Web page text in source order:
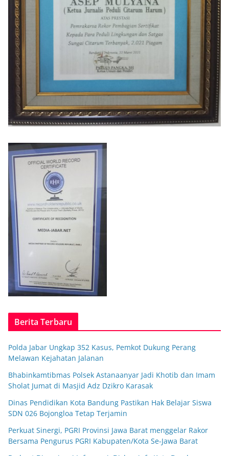
Berita Terbaru
Polda Jabar Ungkap 352 Kasus, Pemkot Dukung Perang
Melawan Kejahatan Jalanan
Bhabinkamtibmas Polsek Astanaanyar Jadi Khotib dan Imam
Sholat Jumat di Masjid Adz Dzikro Karasak
Dinas Pendidikan Kota Bandung Pastikan Hak Belajar Siswa
SDN 026 Bojongloa Tetap Terjamin
Perkuat Sinergi, PGRI Provinsi Jawa Barat menggelar Rakor
Bersama Pengurus PGRI Kabupaten/Kota Se-Jawa Barat